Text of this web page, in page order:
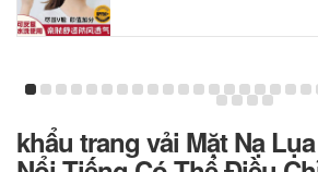
khẩu trang vải Mặt Nạ